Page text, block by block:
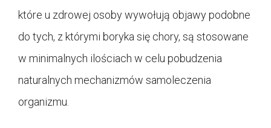
które u zdrowej osoby wywołują objawy podobne
do tych, z którymi boryka się chory, są stosowane
w minimalnych ilościach w celu pobudzenia
naturalnych mechanizmów samoleczenia
organizmu.